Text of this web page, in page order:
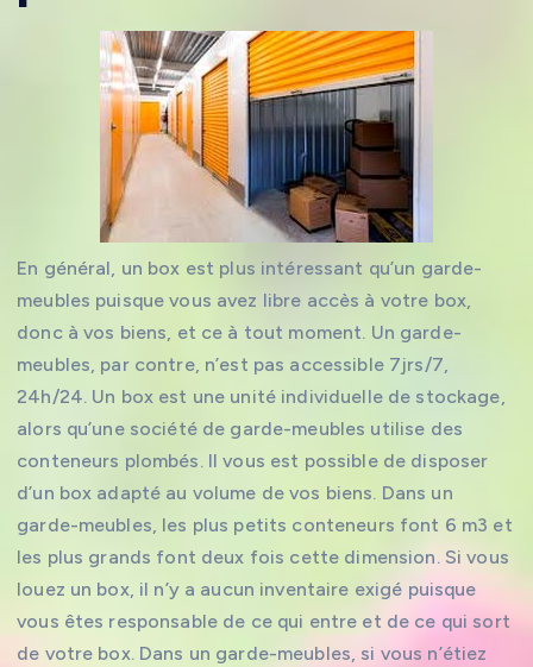
En général, un box est plus intéressant qu’un garde-
meubles puisque vous avez libre accès à votre box,
donc à vos biens, et ce à tout moment. Un garde-
meubles, par contre, n’est pas accessible 7jrs/7,
24h/24. Un box est une unité individuelle de stockage,
alors qu’une société de garde-meubles utilise des
conteneurs plombés. Il vous est possible de disposer
d’un box adapté au volume de vos biens. Dans un
garde-meubles, les plus petits conteneurs font 6 m3 et
les plus grands font deux fois cette dimension. Si vous
louez un box, il n’y a aucun inventaire exigé puisque
vous êtes responsable de ce qui entre et de ce qui sort
de votre box. Dans un garde-meubles, si vous n’étiez